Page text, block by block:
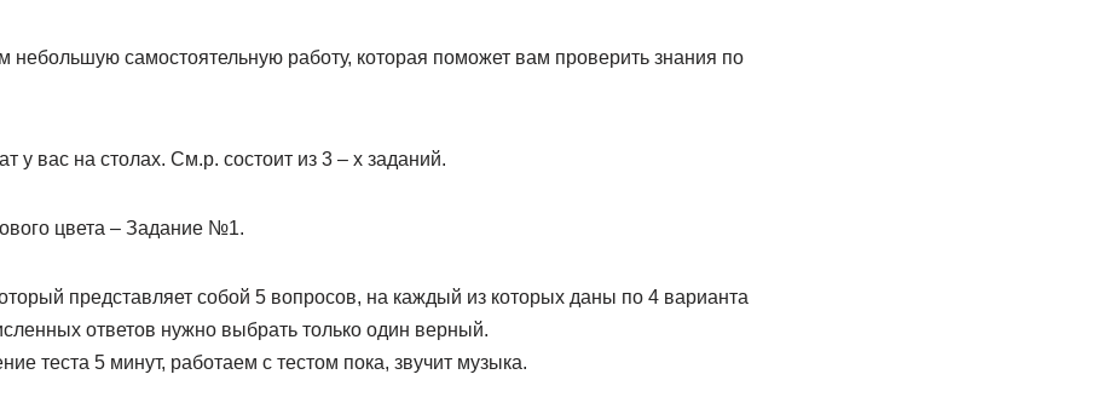
небольшую самостоятельную работу, которая поможет вам проверить знания по
у вас на столах. См.р. состоит из 3 – х заданий.
цвета – Задание №1.
представляет собой 5 вопросов, на каждый из которых даны по 4 варианта
ответов нужно выбрать только один верный.
теста 5 минут, работаем с тестом пока, звучит музыка.